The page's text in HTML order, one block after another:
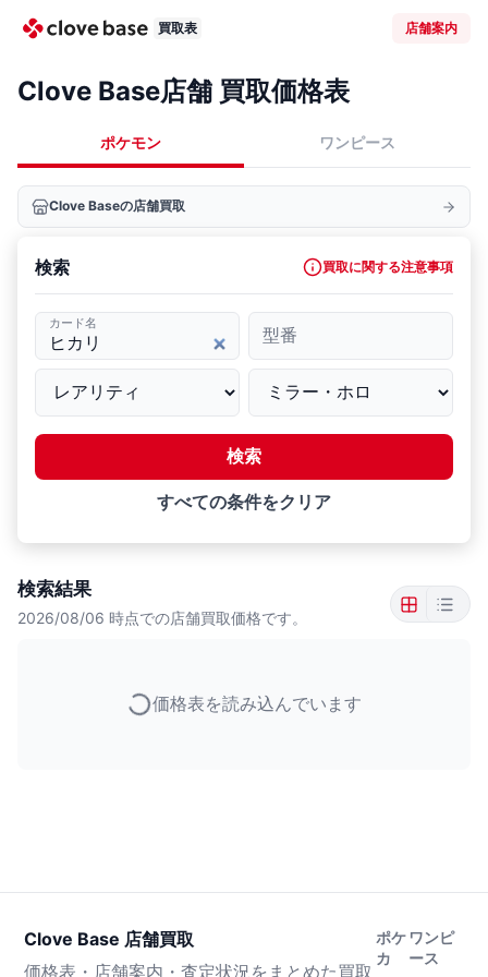
買取表 店舗案内
Clove Base店舗 買取価格表
ポケモン ワンピース
Clove Baseの店舗買取
検索 買取に関する注意事項
カード名
型番
検索
すべての条件をクリア
検索結果
2026/08/06 時点での店舗買取価格です。
価格表を読み込んでいます
Clove Base 店舗買取
価格表・店舗案内・査定状況をまとめた買取
ポケ
カ
ワンピ
ース